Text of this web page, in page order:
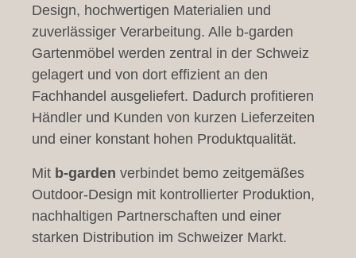
Design, hochwertigen Materialien und
zuverlässiger Verarbeitung. Alle b-garden
Gartenmöbel werden zentral in der Schweiz
gelagert und von dort effizient an den
Fachhandel ausgeliefert. Dadurch profitieren
Händler und Kunden von kurzen Lieferzeiten
und einer konstant hohen Produktqualität.
Mit b-garden verbindet bemo zeitgemäßes
Outdoor-Design mit kontrollierter Produktion,
nachhaltigen Partnerschaften und einer
starken Distribution im Schweizer Markt.